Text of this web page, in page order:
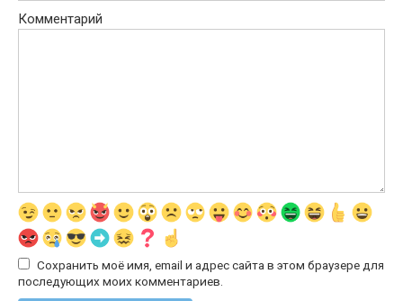
Комментарий
Сохранить моё имя, email и адрес сайта в этом браузере для
последующих моих комментариев.